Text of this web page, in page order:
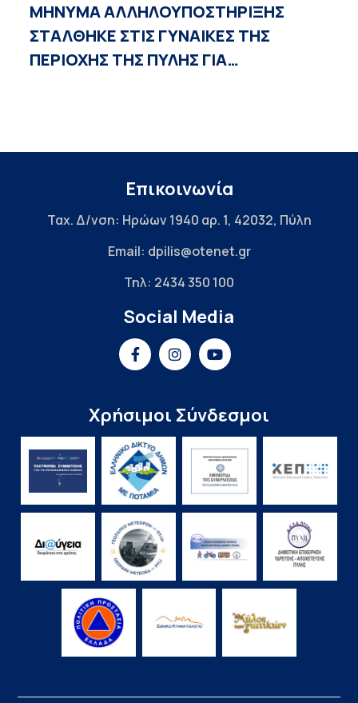
ΜΗΝΥΜΑ ΑΛΛΗΛΟΥΠΟΣΤΗΡΙΞΗΣ
ΣΤΑΛΘΗΚΕ ΣΤΙΣ ΓΥΝΑΙΚΕΣ ΤΗΣ
ΠΕΡΙΟΧΗΣ ΤΗΣ ΠΥΛΗΣ ΓΙΑ…
Επικοινωνία
Ταχ. Δ/νση: Ηρώων 1940 αρ. 1, 42032, Πύλη
Email: dpilis@otenet.gr
Τηλ: 2434 350 100
Social Media
Χρήσιμοι Σύνδεσμοι